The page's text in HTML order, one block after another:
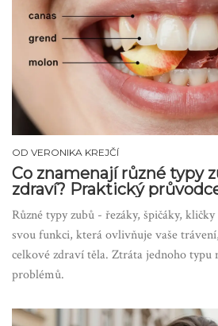
OD VERONIKA KREJČÍ
Co znamenají různé typy
zdraví? Praktický
Různé typy zubů - řezáky, špičáky,
svou funkci, která ovlivňuje vaše
celkové zdraví těla. Ztráta jednoho typu
problémů.